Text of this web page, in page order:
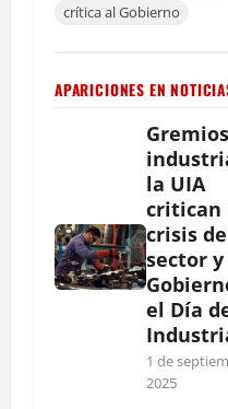
crítica al Gobierno
APARICIONES EN
Gremios
la UIA
critican
crisis
sector y
el Día
1 de
2025